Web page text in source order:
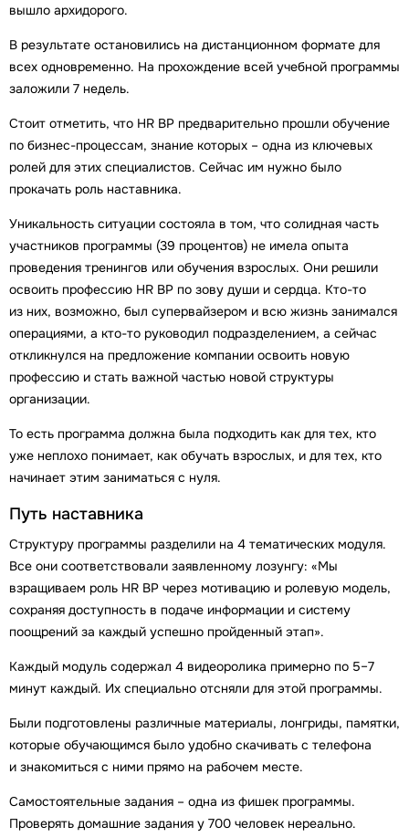
вышло архидорого.
В результате остановились на дистанционном формате для
всех одновременно. На прохождение всей учебной программы
заложили 7 недель.
Стоит отметить, что HR BP предварительно прошли обучение
по бизнес-процессам, знание которых – одна из ключевых
ролей для этих специалистов. Сейчас им нужно было
прокачать роль наставника.
Уникальность ситуации состояла в том, что солидная часть
участников программы (39 процентов) не имела опыта
проведения тренингов или обучения взрослых. Они решили
освоить профессию HR BP по зову души и сердца. Кто-то
из них, возможно, был супервайзером и всю жизнь занимался
операциями, а кто-то руководил подразделением, а сейчас
откликнулся на предложение компании освоить новую
профессию и стать важной частью новой структуры
организации.
То есть программа должна была подходить как для тех, кто
уже неплохо понимает, как обучать взрослых, и для тех, кто
начинает этим заниматься с нуля.
Путь наставника
Структуру программы разделили на 4 тематических модуля.
Все они соответствовали заявленному лозунгу: «Мы
взращиваем роль HR BP через мотивацию и ролевую модель,
сохраняя доступность в подаче информации и систему
поощрений за каждый успешно пройденный этап».
Каждый модуль содержал 4 видеоролика примерно по 5–7
минут каждый. Их специально отсняли для этой программы.
Были подготовлены различные материалы, лонгриды, памятки,
которые обучающимся было удобно скачивать с телефона
и знакомиться с ними прямо на рабочем месте.
Самостоятельные задания – одна из фишек программы.
Проверять домашние задания у 700 человек нереально.